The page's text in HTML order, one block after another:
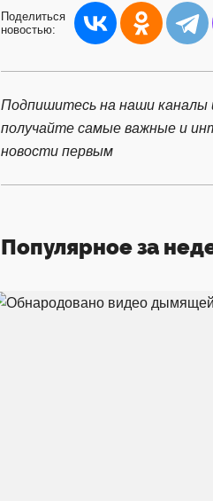
Поделиться
новостью:
Подпишитесь на наши каналы
получайте самые важные и
новости первым
Популярное за